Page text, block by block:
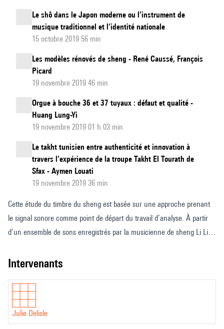
Le shô dans le Japon moderne ou l’instrument de
musique traditionnel et l’identité nationale
15 octobre 2019 56 min
Les modèles rénovés de sheng - René Caussé, François
Picard
19 novembre 2019 46 min
Orgue à bouche 36 et 37 tuyaux : défaut et qualité -
Huang Lung-Yi
19 novembre 2019 01 h 03 min
Le takht tunisien entre authenticité et innovation à
travers l’expérience de la troupe Takht El Tourath de
Sfax - Aymen Louati
19 novembre 2019 36 min
Cette étude du timbre du sheng est basée sur une approche prenant
le signal sonore comme point de départ du travail d’analyse. À partir
d’un ensemble de sons enregistrés par la musicienne de sheng Li Li-
sans résonateurs, sheng traditionnel avec résonateurs, et modèle
sonagrammes et à l’extraction de descripteurs acoustiques du timbre,
qui permettront de les caractériser de manière détaillée.
intervenants
Julie Delisle